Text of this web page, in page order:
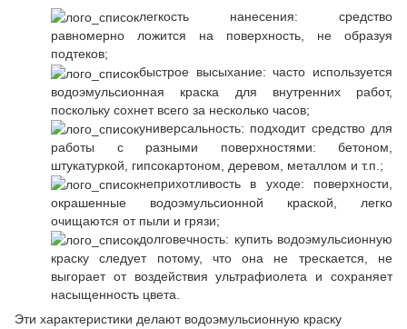
легкость нанесения: средство
равномерно ложится на поверхность, не образуя
подтеков;
быстрое высыхание: часто используется
водоэмульсионная краска для внутренних работ,
поскольку сохнет всего за несколько часов;
универсальность: подходит средство для
работы с разными поверхностями: бетоном,
штукатуркой, гипсокартоном, деревом, металлом и т.п.;
неприхотливость в уходе: поверхности,
окрашенные водоэмульсионной краской, легко
очищаются от пыли и грязи;
долговечность: купить водоэмульсионную
краску следует потому, что она не трескается, не
выгорает от воздействия ультрафиолета и сохраняет
насыщенность цвета.
Эти характеристики делают водоэмульсионную краску